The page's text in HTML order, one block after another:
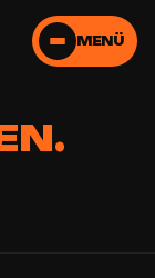
MENÜ